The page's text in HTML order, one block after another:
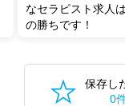
なセラピスト求人
の勝ちです！
保存し
0